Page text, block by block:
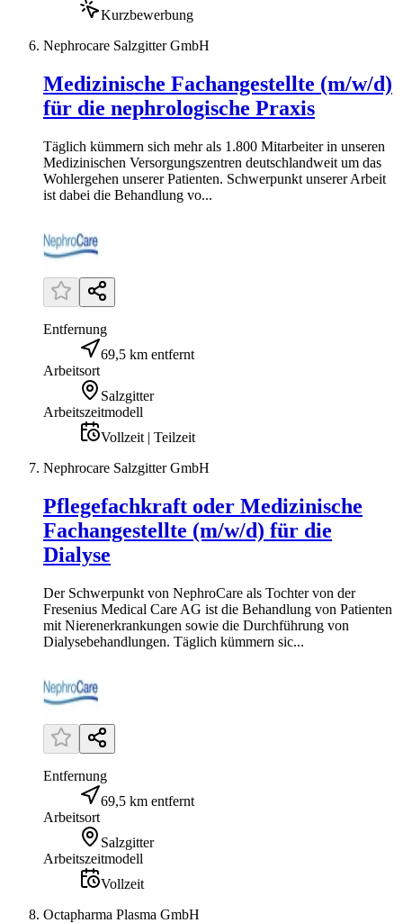
Kurzbewerbung
Nephrocare Salzgitter GmbH
Medizinische Fachangestellte (m/w/d)
für die nephrologische Praxis
Täglich kümmern sich mehr als 1.800 Mitarbeiter in unseren
Medizinischen Versorgungszentren deutschlandweit um das
Wohlergehen unserer Patienten. Schwerpunkt unserer Arbeit
ist dabei die Behandlung vo...
Entfernung
69,5 km entfernt
Arbeitsort
Salzgitter
Arbeitszeitmodell
Vollzeit | Teilzeit
Nephrocare Salzgitter GmbH
Pflegefachkraft oder Medizinische
Fachangestellte (m/w/d) für die
Dialyse
Der Schwerpunkt von NephroCare als Tochter von der
Fresenius Medical Care AG ist die Behandlung von Patienten
mit Nierenerkrankungen sowie die Durchführung von
Dialysebehandlungen. Täglich kümmern sic...
Entfernung
69,5 km entfernt
Arbeitsort
Salzgitter
Arbeitszeitmodell
Vollzeit
Octapharma Plasma GmbH